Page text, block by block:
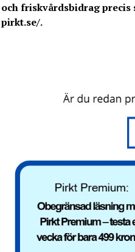
och friskvårdsbidrag
pirkt.se/.